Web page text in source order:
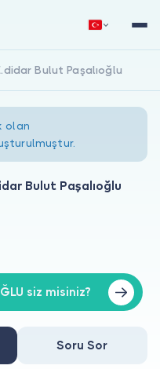
Giriş Yap
Bulut Paşalıoğlu
olan
Bulut Paşalıoğlu
siz misiniz?
Soru Sor